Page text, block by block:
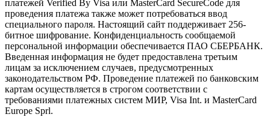
платежей Verified By Visa или MasterCard SecureCode для
проведения платежа также может потребоваться ввод
специального пароля. Настоящий сайт поддерживает 256-
битное шифрование. Конфиденциальность сообщаемой
персональной информации обеспечивается ПАО СБЕРБАНК.
Введенная информация не будет предоставлена третьим
лицам за исключением случаев, предусмотренных
законодательством РФ. Проведение платежей по банковским
картам осуществляется в строгом соответствии с
требованиями платежных систем МИР, Visa Int. и MasterCard
Europe Sprl.